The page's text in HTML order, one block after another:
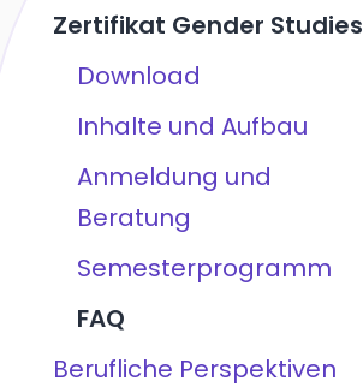
Zertifikat Gender Studies
Download
Inhalte und Aufbau
Anmeldung und
Beratung
Semesterprogramm
FAQ
Berufliche Perspektiven